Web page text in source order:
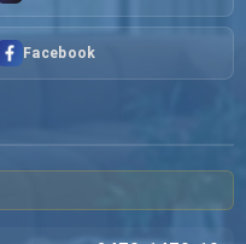
Facebook